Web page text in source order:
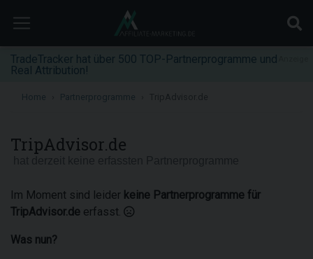
TradeTracker hat über 500 TOP-Partnerprogramme und
Real Attribution!
Home Partnerprogramme
TripAdvisor.de
Im Moment sind leider keine Partnerprogramme für
TripAdvisor.de erfasst.
Was nun?